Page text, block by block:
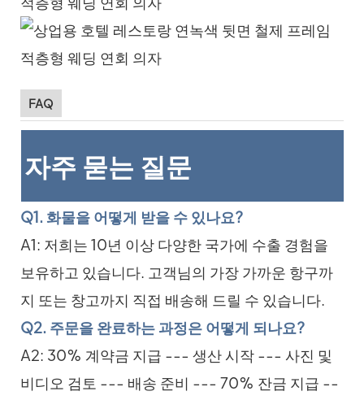
FAQ
자주 묻는 질문
Q1. 화물을 어떻게 받을 수 있나요?
A1: 저희는 10년 이상 다양한 국가에 수출 경험을
보유하고 있습니다. 고객님의 가장 가까운 항구까
지 또는 창고까지 직접 배송해 드릴 수 있습니다.
Q2. 주문을 완료하는 과정은 어떻게 되나요?
A2: 30% 계약금 지급 --- 생산 시작 --- 사진 및
비디오 검토 --- 배송 준비 --- 70% 잔금 지급 --